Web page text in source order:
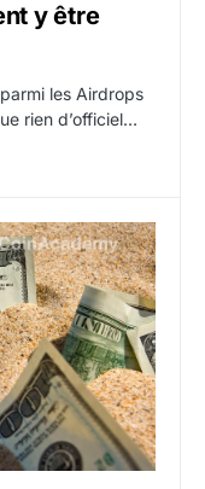
y être
les Airdrops
rien d’officiel…
de dollars